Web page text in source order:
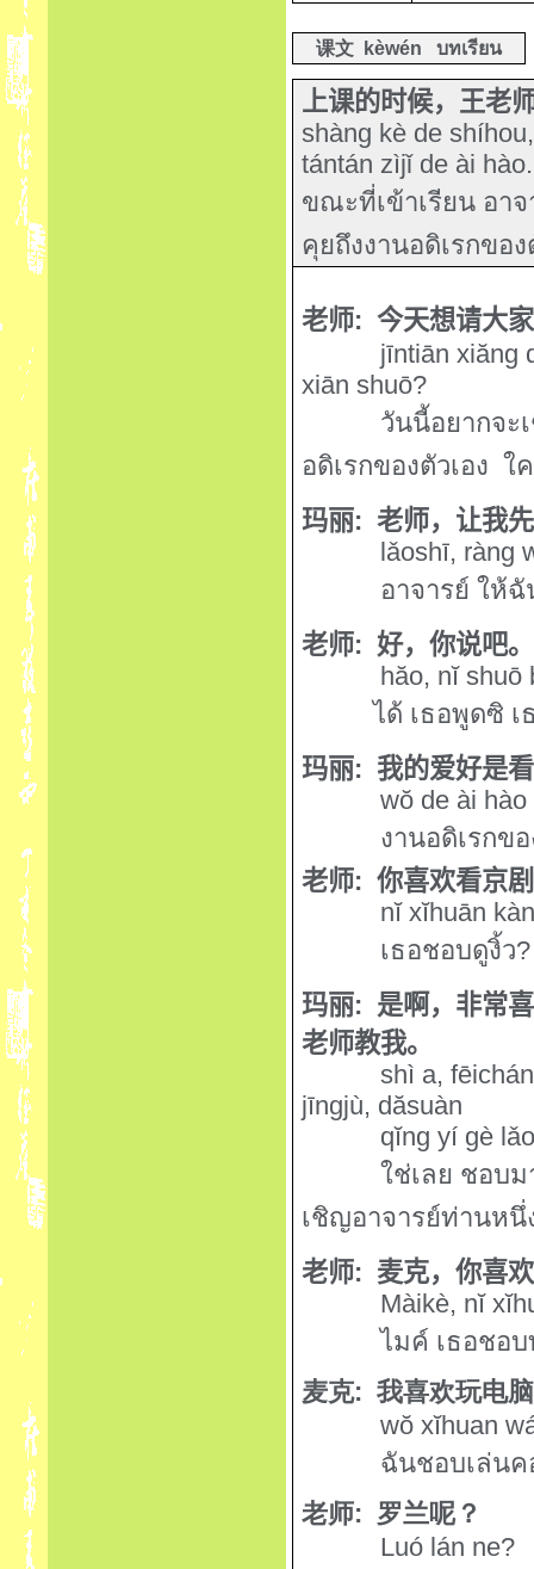
课文kèwén บทเรียน
上课的时候，王老
shàng kè de
tántán zìjǐ de ài
ขณะที่เข้าเรียน อา
คุยถึงงานอดิเรกของ
老师:今天想请大
jīntiān xiăng
xiān shuō?
วันนี้อยากจะ
อดิเรกของตัวเอง ใ
玛丽:老师，让我
lǎoshī, ràng
อาจารย์ ให้
老师: 好，你说吧
hăo, nĭshuō
ได้ เธอพูดซิ เ
玛丽: 我的爱好是
wŏ de ài
งานอดิเรกข
老师:你喜欢看京
nĭxĭhuān
เธอชอบดูงิ้ว?
玛丽: 是啊，非常
老师教我。
shì a,
jīngjù, dăsuàn
qĭng yí gè
ใช่เลย ชอบม
เชิญอาจารย์ท่านห
老师: 麦克，你喜
Màikè, nĭxĭ
ไมค์ เธอชอบ
麦克:我喜欢玩电
wŏ xĭhuan
ฉันชอบเล่นค
老师: 罗兰呢？
Luó lán ne?